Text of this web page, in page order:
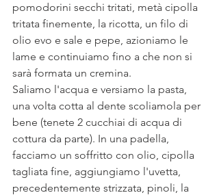
pomodorini secchi tritati, metà cipolla
tritata finemente, la ricotta, un filo di
olio evo e sale e pepe, azioniamo le
lame e continuiamo fino a che non si
sarà formata un cremina.
Saliamo l'acqua e versiamo la pasta,
una volta cotta al dente scoliamola per
bene (tenete 2 cucchiai di acqua di
cottura da parte). In una padella,
facciamo un soffritto con olio, cipolla
tagliata fine, aggiungiamo l'uvetta,
precedentemente strizzata, pinoli, la